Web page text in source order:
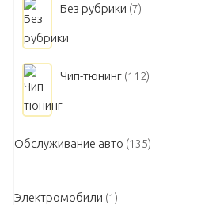
Без рубрики (7)
Чип-тюнинг (112)
Обслуживание авто (135)
Электромобили (1)